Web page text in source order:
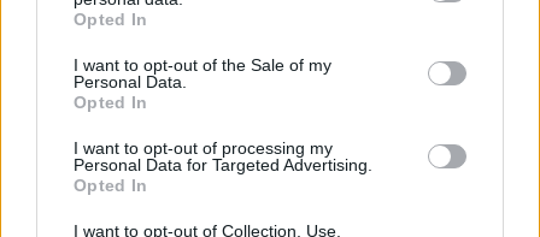
grant or deny consent to Google and its third-party tags to
use your data for below specified purposes in below Google
consent section.
Opted In
I want to opt-out of the Sale of my
Personal Data.
Opted In
I want to opt-out of processing my
Personal Data for Targeted Advertising.
Opted In
I want to opt-out of Collection, Use,